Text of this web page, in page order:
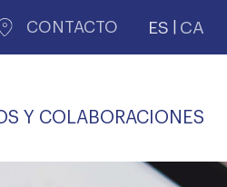
CONTACTO ES CA
Y COLABORACIONES